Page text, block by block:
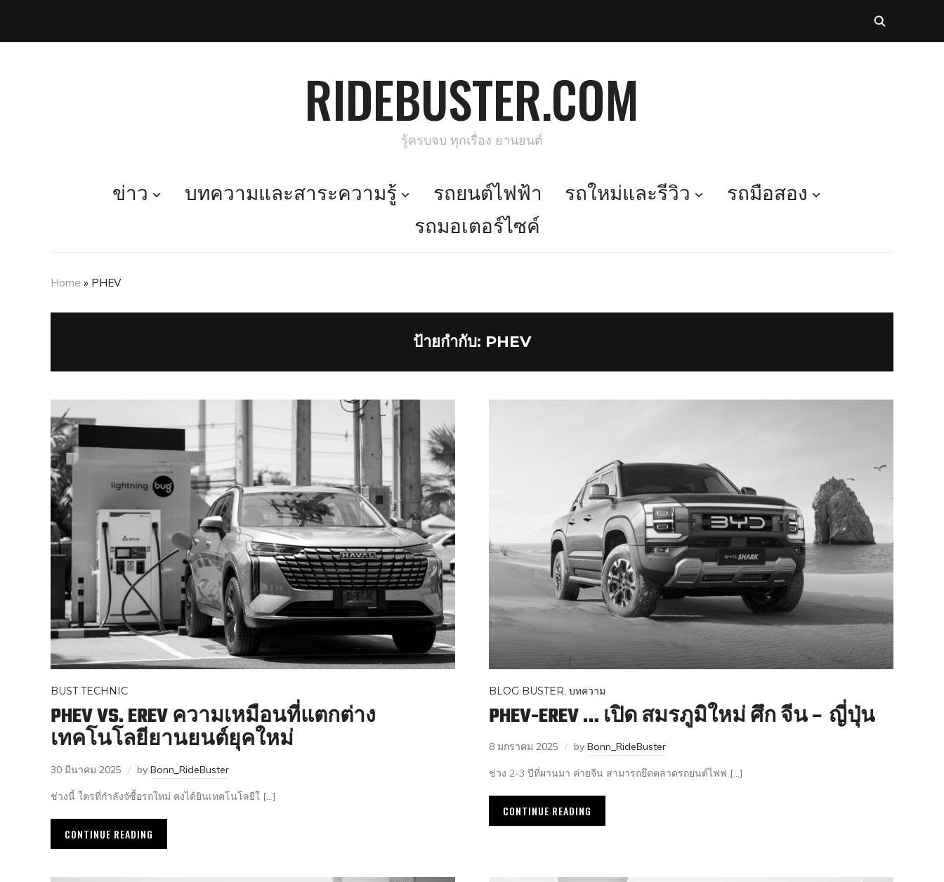
RIDEBUSTER.COM
รู้ครบจบ ทุกเรื่อง ยานยนต์
ข่าว บทความและสาระความรู้ รถยนต์ไฟฟ้า รถใหม่และรีวิว
รถมือสอง
รถมอเตอร์ไซค์
Home » PHEV
ป้ายกำกับ: PHEV
BUST TECHNIC
PHEV VS. EREV ความเหมือนที่แตกต่าง
เทคโนโลยียานยนต์ยุคใหม่
30 มีนาคม 2025 by Bonn_RideBuster
ช่วงนี้ ใครที่กำลังจัซื้อรถใหม่ คงได้ยินเทคโนโลยีใ […]
CONTINUE READING
BLOG BUSTER, บทความ
PHEV-EREV … เปิด สมรภูมิใหม่ ศึก จีน – ญี่ปุ่น
8 มกราคม 2025 by Bonn_RideBuster
ช่วง 2-3 ปีที่ผานมา ค่ายจีน สามารถยึดตลาดรถยนต์ไฟฟ […]
CONTINUE READING